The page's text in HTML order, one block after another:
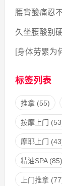
腰背酸痛忍
久坐腰酸别
[身体劳累为
标签列表
推拿(55)
按摩上门
摩耶上门
精油SPA(85)
上门推拿